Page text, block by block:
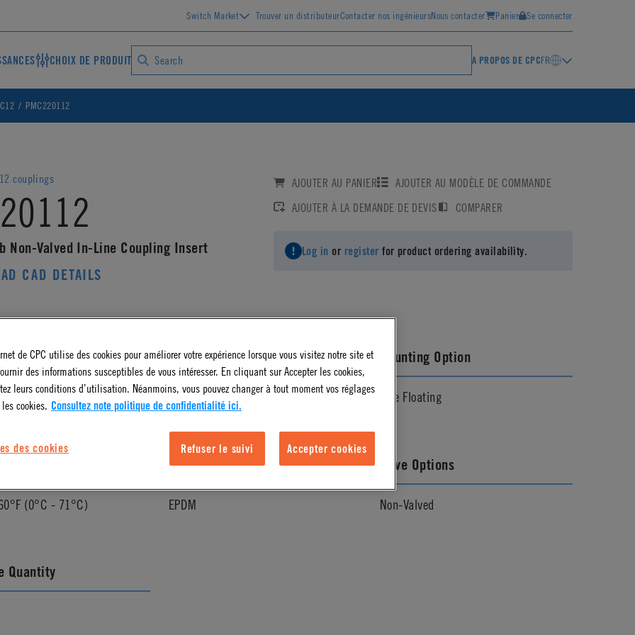
Switch Market Trouver un distributeurContacter nos ingénieursNous contacter Panier Se connecter
CHOIX DE PRODUIT A PROPOS DE CPCFR
PMC220112
couplings
Non-Valved In-Line Coupling Insert
CAD DETAILS
AJOUTER AU PANIER
AJOUTER AU MODÈLE DE COMMANDE
AJOUTER À LA DEMANDE DE DEVIS
COMPARER
Log in or register for product ordering availability.
Finish Color
Almond
Mounting Option
Free Floating
(0°C - 71°C)
Seal Options
EPDM
Valve Options
Non-Valved
Quantity
de CPC utilise des cookies pour améliorer votre expérience lorsque vous visitez notre site et
des informations susceptibles de vous intéresser. En cliquant sur Accepter les cookies,
leurs conditions d’utilisation. Néanmoins, vous pouvez changer à tout moment vos réglages
cookies. Consultez note politique de confidentialité ici.
des cookies Refuser le suivi Accepter cookies